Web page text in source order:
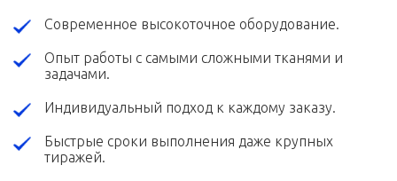
Современное высокоточное оборудование.
Опыт работы с самыми сложными тканями и
задачами.
Индивидуальный подход к каждому заказу.
Быстрые сроки выполнения даже крупных
тиражей.